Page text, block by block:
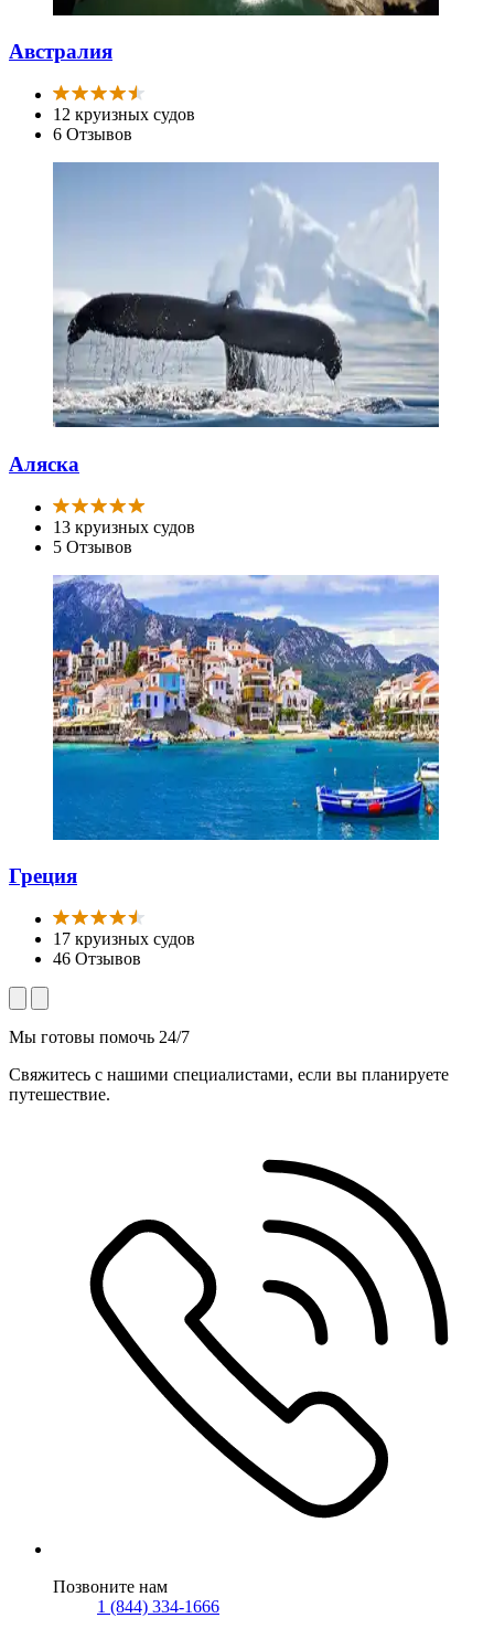
Австралия
12 круизных судов
6 Отзывов
Аляска
13 круизных судов
5 Отзывов
Греция
17 круизных судов
46 Отзывов
Мы готовы помочь 24/7
Свяжитесь с нашими специалистами, если вы планируете
путешествие.
Позвоните нам
1 (844) 334-1666